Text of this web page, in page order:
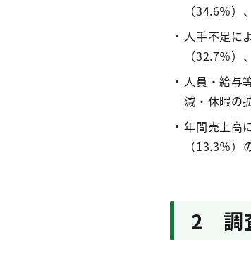
（34.6％）
人手不足に
（32.7％
人員・給与
減・休暇の
年間売上高
（13.3％）
2 調